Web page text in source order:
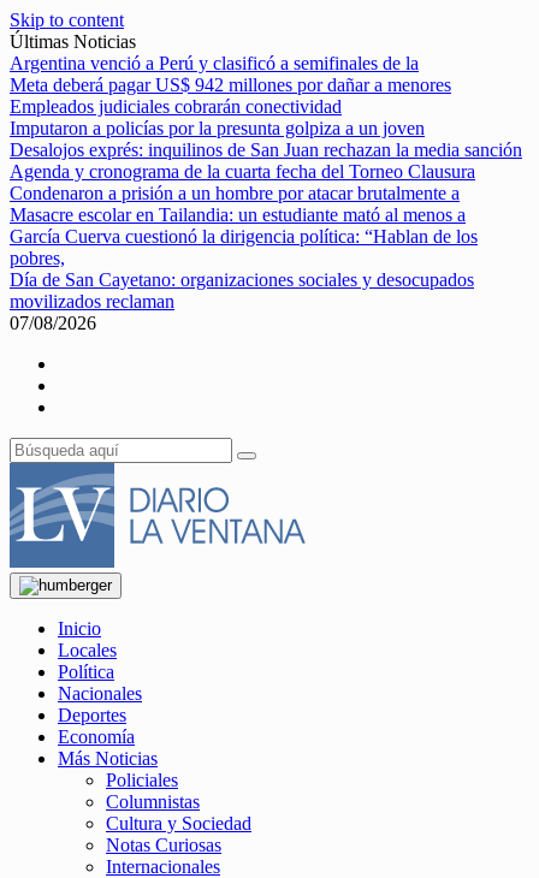
Skip to content
Últimas Noticias
Argentina venció a Perú y clasificó a semifinales de la
Meta deberá pagar US$ 942 millones por dañar a menores
Empleados judiciales cobrarán conectividad
Imputaron a policías por la presunta golpiza a un joven
Desalojos exprés: inquilinos de San Juan rechazan la media sanción
Agenda y cronograma de la cuarta fecha del Torneo Clausura
Condenaron a prisión a un hombre por atacar brutalmente a
Masacre escolar en Tailandia: un estudiante mató al menos a
García Cuerva cuestionó la dirigencia política: “Hablan de los
pobres,
Día de San Cayetano: organizaciones sociales y desocupados
movilizados reclaman
07/08/2026
Inicio
Locales
Política
Nacionales
Deportes
Economía
Más Noticias
Policiales
Columnistas
Cultura y Sociedad
Notas Curiosas
Internacionales